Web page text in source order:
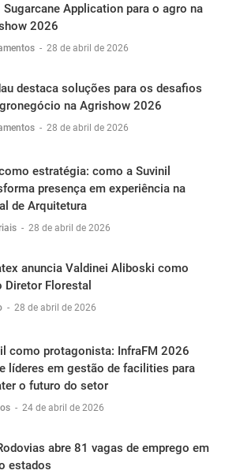
Sugarcane Application para o agro na
2026
- 28 de abril de 2026
destaca soluções para os desafios
na Agrishow 2026
- 28 de abril de 2026
estratégia: como a Suvinil
presença em experiência na
de Arquitetura
- 28 de abril de 2026
anuncia Valdinei Aliboski como
Diretor Florestal
- 28 de abril de 2026
como protagonista: InfraFM 2026
líderes em gestão de facilities para
o futuro do setor
- 24 de abril de 2026
abre 81 vagas de emprego em
estados